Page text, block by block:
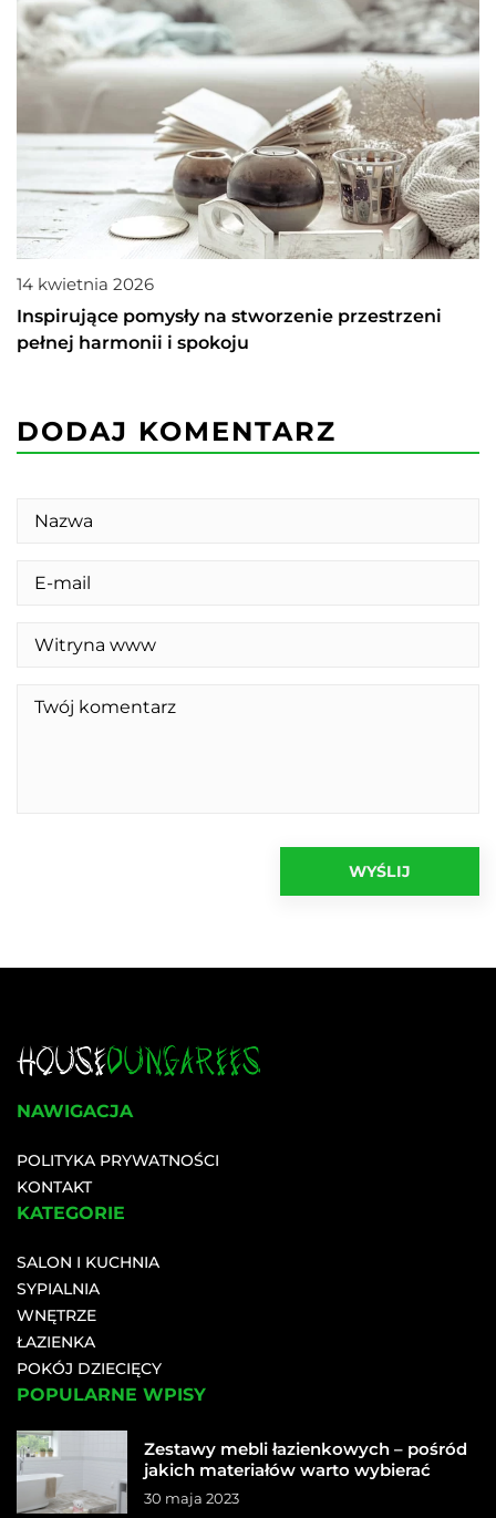
14 kwietnia 2026
Inspirujące pomysły na stworzenie przestrzeni
pełnej harmonii i spokoju
DODAJ KOMENTARZ
NAWIGACJA
POLITYKA PRYWATNOŚCI
KONTAKT
KATEGORIE
SALON I KUCHNIA
SYPIALNIA
WNĘTRZE
ŁAZIENKA
POKÓJ DZIECIĘCY
POPULARNE WPISY
Zestawy mebli łazienkowych – pośród
jakich materiałów warto wybierać
30 maja 2023